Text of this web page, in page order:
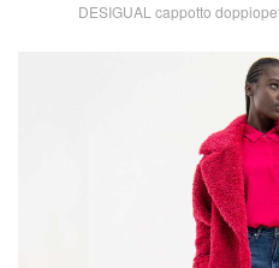
DESIGUAL cappotto